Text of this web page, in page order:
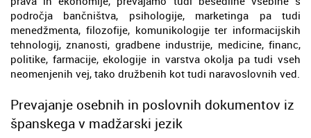
področja bančništva, psihologije, marketinga pa tudi
menedžmenta, filozofije, komunikologije ter informacijskih
tehnologij, znanosti, gradbene industrije, medicine, financ,
politike, farmacije, ekologije in varstva okolja pa tudi vseh
neomenjenih vej, tako družbenih kot tudi naravoslovnih ved.
Prevajanje osebnih in poslovnih dokumentov iz
španskega v madžarski jezik